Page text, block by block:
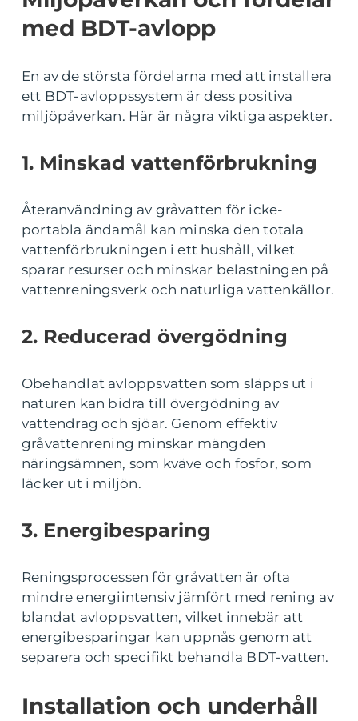
med BDT-avlopp
En av de största fördelarna med att installera
ett BDT-avloppssystem är dess positiva
miljöpåverkan. Här är några viktiga aspekter.
1. Minskad vattenförbrukning
Återanvändning av gråvatten för icke-
portabla ändamål kan minska den totala
vattenförbrukningen i ett hushåll, vilket
sparar resurser och minskar belastningen på
vattenreningsverk och naturliga vattenkällor.
2. Reducerad övergödning
Obehandlat avloppsvatten som släpps ut i
naturen kan bidra till övergödning av
vattendrag och sjöar. Genom effektiv
gråvattenrening minskar mängden
näringsämnen, som kväve och fosfor, som
läcker ut i miljön.
3. Energibesparing
Reningsprocessen för gråvatten är ofta
mindre energiintensiv jämfört med rening av
blandat avloppsvatten, vilket innebär att
energibesparingar kan uppnås genom att
separera och specifikt behandla BDT-vatten.
Installation och underhåll